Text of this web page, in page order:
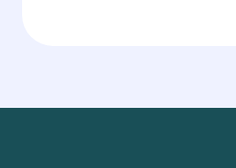
destacado como abogada